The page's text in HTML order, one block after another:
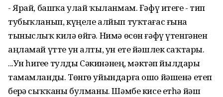
- Ярай, башҡа улай ҡыланмам. Ғәфү итегеҙ - тип
тубыҡланып, күңеле алйып туҡтағас ғына
тыныслыҡ килә өйгә. Нимә өсөн ғәфү үтенгәнен
аңламай үтте ун алты, ун ете йәшлек саҡтары.
...Ун һигеҙе тулды Сәкинәнең, мәктәп йылдары
тамамланды. Төнгө уйындарға ошо йәшенә етеп
берҙә сыҡҡаны булманы. Шәмбе кисе етһә йәш